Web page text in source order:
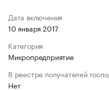
Дата включения
10 января 2017
Категория
Микропредприятие
В реестре получателей
Нет